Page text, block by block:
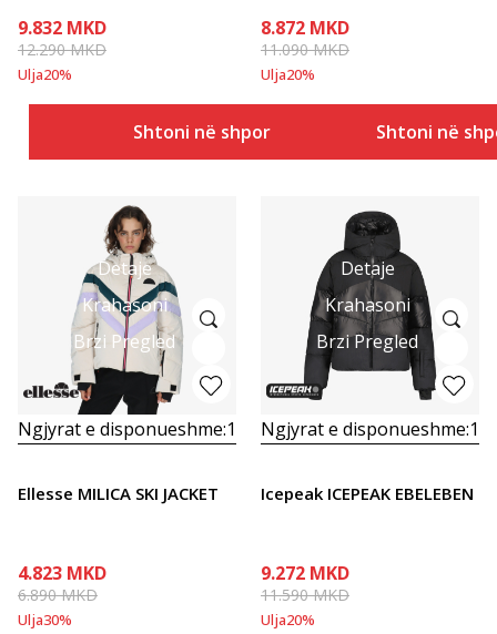
9.832 MKD
12.290MKD
Ulja20%
Shtoni në shportë
8.872 MKD
11.090MKD
Ulja20%
Shtoni në
Detaje
Krahasoni
Brzi Pregled
Ngjyrat e disponueshme:1
Ellesse MILICA SKI JACKET
4.823 MKD
6.890MKD
Ulja30%
Detaje
Krahasoni
Brzi Pregled
Ngjyrat e disponueshme:1
Icepeak ICEPEAK EBELEBEN
9.272 MKD
11.590MKD
Ulja20%